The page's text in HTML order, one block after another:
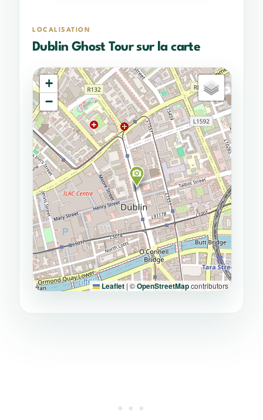
LOCALISATION
Dublin Ghost Tour sur la carte
+
−
Leaflet | ©OpenStreetMapcontributors